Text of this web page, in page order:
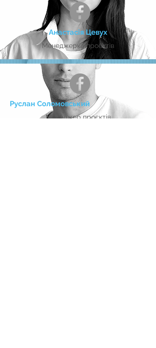
Анастасія Цевух
Менеджерка проєктів
Руслан Соломовський
Менеджер проєктів